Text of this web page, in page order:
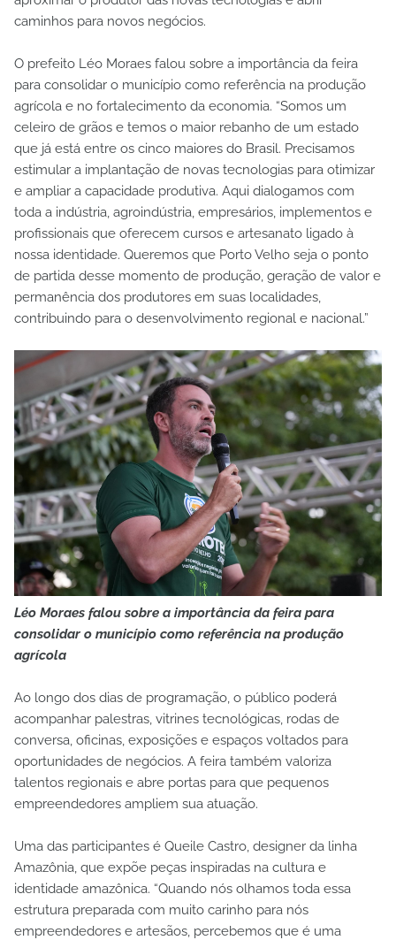
caminhos para novos negócios.
O prefeito Léo Moraes falou sobre a importância da feira
para consolidar o município como referência na produção
agrícola e no fortalecimento da economia. “Somos um
celeiro de grãos e temos o maior rebanho de um estado
que já está entre os cinco maiores do Brasil. Precisamos
estimular a implantação de novas tecnologias para otimizar
e ampliar a capacidade produtiva. Aqui dialogamos com
toda a indústria, agroindústria, empresários, implementos e
profissionais que oferecem cursos e artesanato ligado à
nossa identidade. Queremos que Porto Velho seja o ponto
de partida desse momento de produção, geração de valor e
permanência dos produtores em suas localidades,
contribuindo para o desenvolvimento regional e nacional.”
Léo Moraes falou sobre a importância da feira para
consolidar o município como referência na produção
agrícola
Ao longo dos dias de programação, o público poderá
acompanhar palestras, vitrines tecnológicas, rodas de
conversa, oficinas, exposições e espaços voltados para
oportunidades de negócios. A feira também valoriza
talentos regionais e abre portas para que pequenos
empreendedores ampliem sua atuação.
Uma das participantes é Queile Castro, designer da linha
Amazônia, que expõe peças inspiradas na cultura e
identidade amazônica. “Quando nós olhamos toda essa
estrutura preparada com muito carinho para nós
empreendedores e artesãos, percebemos que é uma